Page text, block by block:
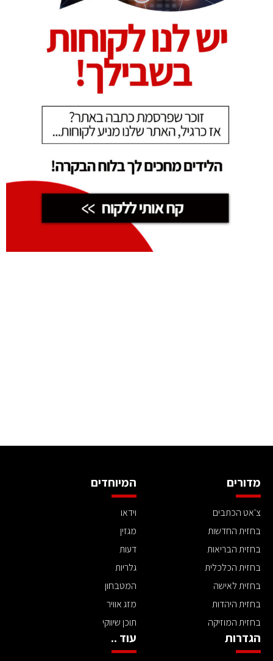
מדורים
צ'אט הכתבים
בחזית החדשות
בחזית הבריאות
בחזית הכלכלית
בחזית לאישה
בחזית היהדות
בחזית המוזיקה
המיוחדים
וידאו
מגזין
דעות
גלריות
המטבחון
מזג אוויר
תוכן שיווקי
הגדרות עוד ..